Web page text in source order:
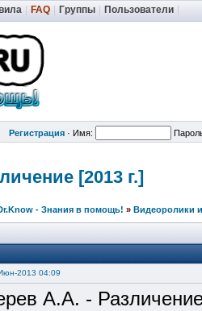
FAQ Группы Пользователи
Регистрация · Имя:
[2013 г.]
- Знания в помощь! » Видеоролики
2013 04:09
А.А. -